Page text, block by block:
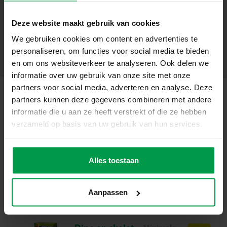
Deze website maakt gebruik van cookies
We gebruiken cookies om content en advertenties te
personaliseren, om functies voor social media te bieden
en om ons websiteverkeer te analyseren. Ook delen we
informatie over uw gebruik van onze site met onze
partners voor social media, adverteren en analyse. Deze
partners kunnen deze gegevens combineren met andere
informatie die u aan ze heeft verstrekt of die ze hebben
verzameld op basis van uw gebruik van hun services.
Alles toestaan
Aanpassen
leven komen.
Elke stap is een kleine ontdekking: wat gebeurt er als je
meer kleur toevoegt? Of als je twee tinten mengt? Zo
leren kinderen al doende over verhoudingen, reacties en
het plezier van zelf creëren.
Wat deze set geweldig maakt
Maak zelf zes echte bruisballen met veilige, cosmetisch
geteste ingrediënten
Gebruik de mixer, maatbeker en pipet om te leren
mengen, meten en doseren
Experimenteer met kleuren en patronen: roze, blauw,
paars of een eigen mix
samen bruisen
Productnummer|
25145
Deel dit product
Gerelateerde producten
Unicorn bad
surprise
Minimale